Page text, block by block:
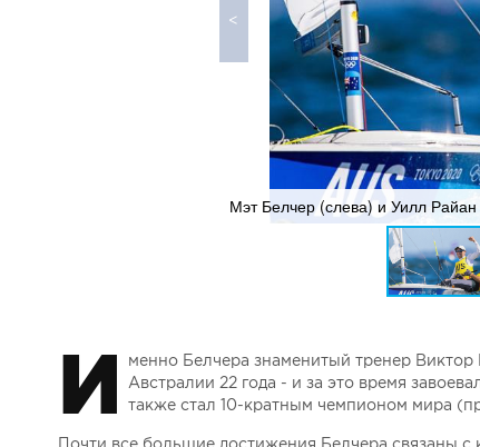
Мэт Белчер (слева) и Уилл
И
менно Белчера знаменитый тренер
Австралии 22 года - и за это время
также стал 10-кратным чемпионом мира